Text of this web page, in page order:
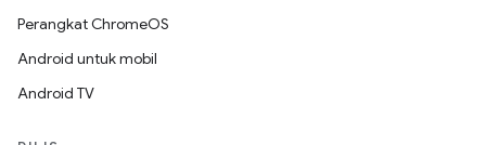
Perangkat ChromeOS
Android untuk mobil
Android TV